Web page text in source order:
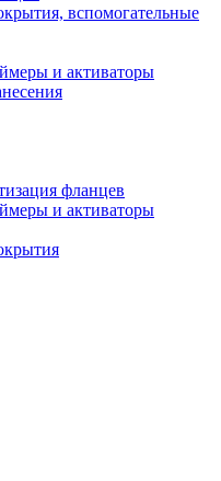
вспомогательные
и активаторы
фланцев
и активаторы